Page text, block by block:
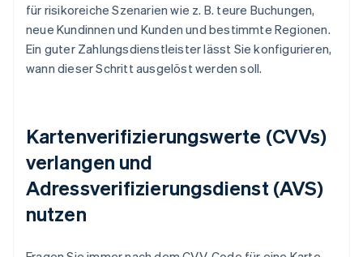
für risikoreiche Szenarien wie z. B. teure Buchungen,
neue Kundinnen und Kunden und bestimmte Regionen.
Ein guter Zahlungsdienstleister lässt Sie konfigurieren,
wann dieser Schritt ausgelöst werden soll.
Kartenverifizierungswerte (CVVs)
verlangen und
Adressverifizierungsdienst (AVS)
nutzen